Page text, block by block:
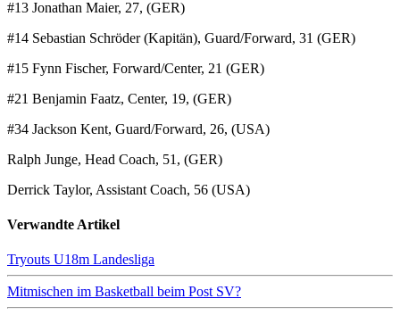
#13 Jonathan Maier, 27, (GER)
#14 Sebastian Schröder (Kapitän), Guard/Forward, 31 (GER)
#15 Fynn Fischer, Forward/Center, 21 (GER)
#21 Benjamin Faatz, Center, 19, (GER)
#34 Jackson Kent, Guard/Forward, 26, (USA)
Ralph Junge, Head Coach, 51, (GER)
Derrick Taylor, Assistant Coach, 56 (USA)
Verwandte Artikel
Tryouts U18m Landesliga
Mitmischen im Basketball beim Post SV?